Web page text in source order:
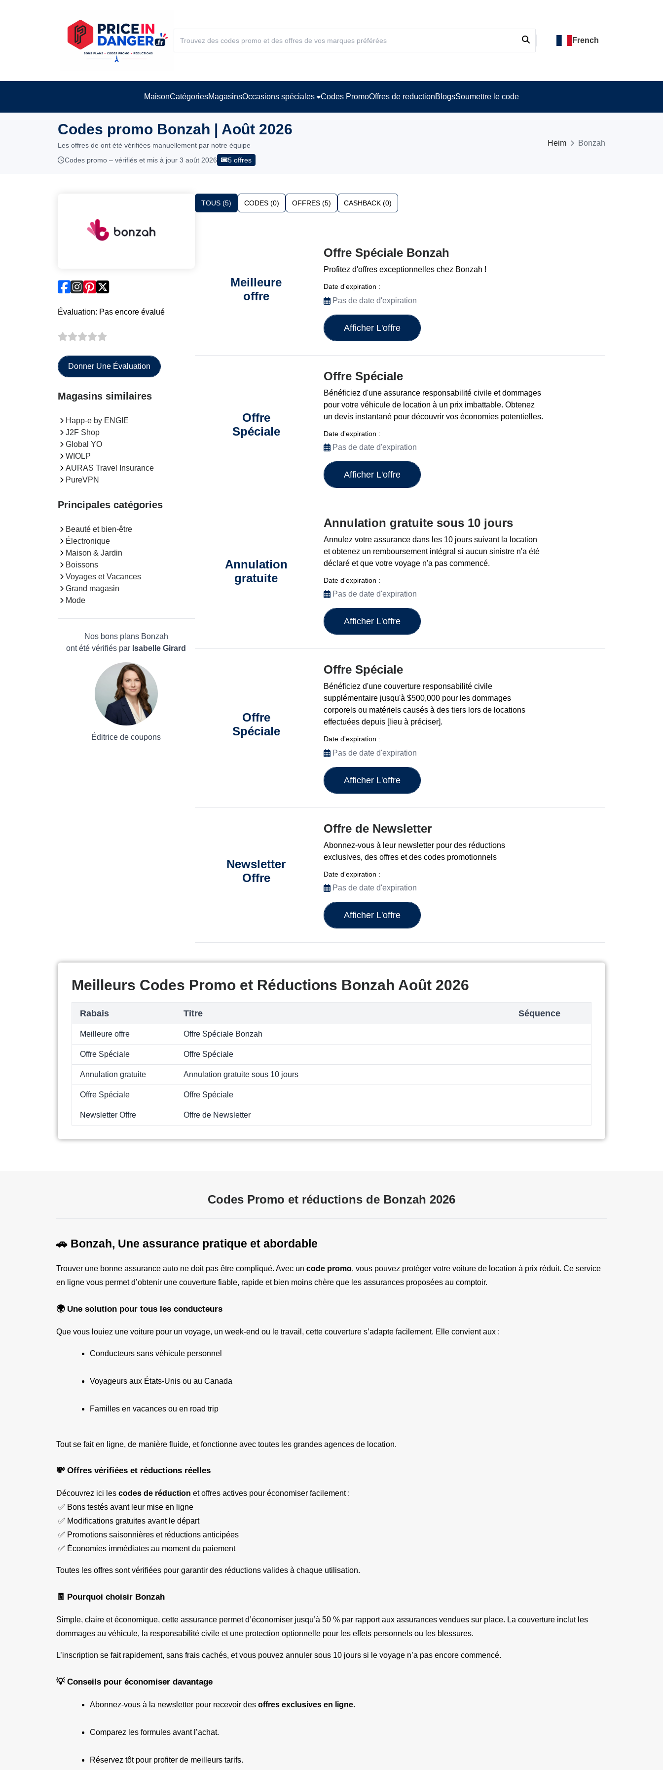
French
MaisonCatégoriesMagasinsOccasions spéciales Codes PromoOffres de reductionBlogsSoumettre le code
Codes promo Bonzah | Août 2026
Les offres de ont été vérifiées manuellement par notre équipe
Codes promo – vérifiés et mis à jour 3 août 2026
5 offres
Heim Bonzah
Évaluation: Pas encore évalué
Donner Une Évaluation
Magasins similaires
Happ-e by ENGIE
J2F Shop
Global YO
WIOLP
AURAS Travel Insurance
PureVPN
Principales catégories
Beauté et bien-être
Électronique
Maison & Jardin
Boissons
Voyages et Vacances
Grand magasin
Mode
Nos bons plans Bonzah
ont été vérifiés par Isabelle Girard
Éditrice de coupons
TOUS (5) CODES (0) OFFRES (5) CASHBACK (0)
Meilleure
offre
Offre Spéciale Bonzah
Profitez d'offres exceptionnelles chez Bonzah !
Date d'expiration :
Pas de date d'expiration
Afficher L'offre
Offre
Spéciale
Offre Spéciale
Bénéficiez d'une assurance responsabilité civile et dommages
pour votre véhicule de location à un prix imbattable. Obtenez
un devis instantané pour découvrir vos économies potentielles.
Date d'expiration :
Pas de date d'expiration
Afficher L'offre
Annulation
gratuite
Annulation gratuite sous 10 jours
Annulez votre assurance dans les 10 jours suivant la location
et obtenez un remboursement intégral si aucun sinistre n'a été
déclaré et que votre voyage n'a pas commencé.
Date d'expiration :
Pas de date d'expiration
Afficher L'offre
Offre
Spéciale
Offre Spéciale
Bénéficiez d'une couverture responsabilité civile
supplémentaire jusqu'à $500,000 pour les dommages
corporels ou matériels causés à des tiers lors de locations
effectuées depuis [lieu à préciser].
Date d'expiration :
Pas de date d'expiration
Afficher L'offre
Newsletter
Offre
Offre de Newsletter
Abonnez-vous à leur newsletter pour des réductions
exclusives, des offres et des codes promotionnels
Date d'expiration :
Pas de date d'expiration
Afficher L'offre
Meilleurs Codes Promo et Réductions Bonzah Août 2026
Rabais Titre Séquence
Meilleure offre Offre Spéciale Bonzah
Offre Spéciale Offre Spéciale
Annulation gratuite Annulation gratuite sous 10 jours
Offre Spéciale Offre Spéciale
Newsletter Offre Offre de Newsletter
Codes Promo et réductions de Bonzah 2026
🚗 Bonzah, Une assurance pratique et abordable
Trouver une bonne assurance auto ne doit pas être compliqué. Avec un code promo, vous pouvez protéger votre voiture de location à prix réduit. Ce service
en ligne vous permet d’obtenir une couverture fiable, rapide et bien moins chère que les assurances proposées au comptoir.
🌍 Une solution pour tous les conducteurs
Que vous louiez une voiture pour un voyage, un week-end ou le travail, cette couverture s’adapte facilement. Elle convient aux :
Conducteurs sans véhicule personnel
Voyageurs aux États-Unis ou au Canada
Familles en vacances ou en road trip
Tout se fait en ligne, de manière fluide, et fonctionne avec toutes les grandes agences de location.
💸 Offres vérifiées et réductions réelles
Découvrez ici les codes de réduction et offres actives pour économiser facilement :
✅ Bons testés avant leur mise en ligne
✅ Modifications gratuites avant le départ
✅ Promotions saisonnières et réductions anticipées
✅ Économies immédiates au moment du paiement
Toutes les offres sont vérifiées pour garantir des réductions valides à chaque utilisation.
🧾 Pourquoi choisir Bonzah
Simple, claire et économique, cette assurance permet d’économiser jusqu’à 50 % par rapport aux assurances vendues sur place. La couverture inclut les
dommages au véhicule, la responsabilité civile et une protection optionnelle pour les effets personnels ou les blessures.
L’inscription se fait rapidement, sans frais cachés, et vous pouvez annuler sous 10 jours si le voyage n’a pas encore commencé.
💡 Conseils pour économiser davantage
Abonnez-vous à la newsletter pour recevoir des offres exclusives en ligne.
Comparez les formules avant l’achat.
Réservez tôt pour profiter de meilleurs tarifs.